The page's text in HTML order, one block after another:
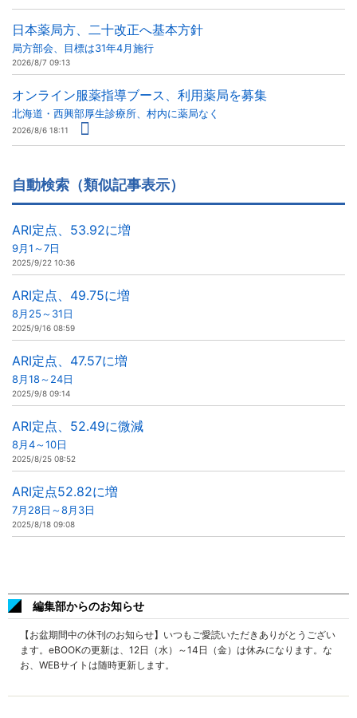
日本薬局方、二十改正へ基本方針
局方部会、目標は31年4月施行
2026/8/7 09:13
オンライン服薬指導ブース、利用薬局を募集
北海道・西興部厚生診療所、村内に薬局なく
2026/8/6 18:11
自動検索（類似記事表示）
ARI定点、53.92に増
9月1～7日
2025/9/22 10:36
ARI定点、49.75に増
8月25～31日
2025/9/16 08:59
ARI定点、47.57に増
8月18～24日
2025/9/8 09:14
ARI定点、52.49に微減
8月4～10日
2025/8/25 08:52
ARI定点52.82に増
7月28日～8月3日
2025/8/18 09:08
編集部からのお知らせ
【お盆期間中の休刊のお知らせ】いつもご愛読いただきありがとうござい
ます。eBOOKの更新は、12日（水）～14日（金）は休みになります。な
お、WEBサイトは随時更新します。